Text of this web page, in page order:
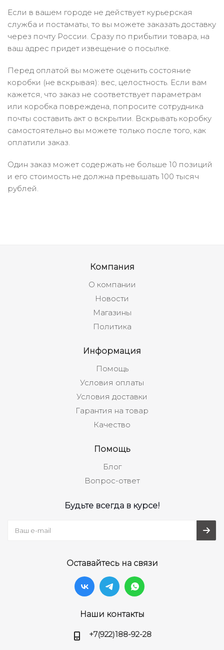
Если в вашем городе не действует курьерская
служба и постаматы, то вы можете заказать доставку
через почту России. Сразу по прибытии товара, на
ваш адрес придет извещение о посылке.
Перед оплатой вы можете оценить состояние
коробки (не вскрывая): вес, целостность. Если вам
кажется, что заказ не соответствует параметрам
или коробка повреждена, попросите сотрудника
почты составить акт о вскрытии. Вскрывать коробку
самостоятельно вы можете только после того, как
оплатили заказ.
Один заказ может содержать не больше 10 позиций
и его стоимость не должна превышать 100 тысяч
рублей.
Компания
О компании
Новости
Магазины
Политика
Информация
Помощь
Условия оплаты
Условия доставки
Гарантия на товар
Качество
Помощь
Блог
Вопрос-ответ
Будьте всегда в курсе!
Оставайтесь на связи
Наши контакты
+7(922)188-92-28